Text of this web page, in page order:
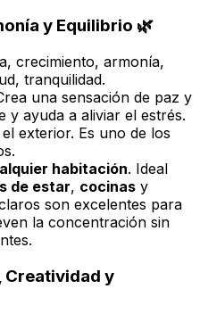
y Equilibrio 🌿
crecimiento, armonía,
tranquilidad.
una sensación de paz y
y ayuda a aliviar el estrés.
exterior. Es uno de los
habitación. Ideal
de estar, cocinas y
son excelentes para
la concentración sin
Creatividad y